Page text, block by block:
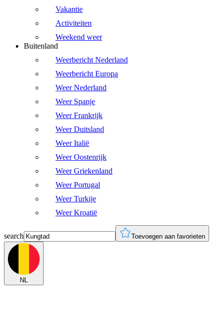
Vakantie
Activiteiten
Weekend weer
Buitenland
Weerbericht Nederland
Weerbericht Europa
Weer Nederland
Weer Spanje
Weer Frankrijk
Weer Duitsland
Weer Italië
Weer Oostenrijk
Weer Griekenland
Weer Portugal
Weer Turkije
Weer Kroatië
search Toevoegen aan favorieten
NL